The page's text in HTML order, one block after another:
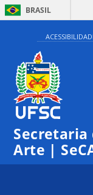
BRASIL
Secretaria
Arte |